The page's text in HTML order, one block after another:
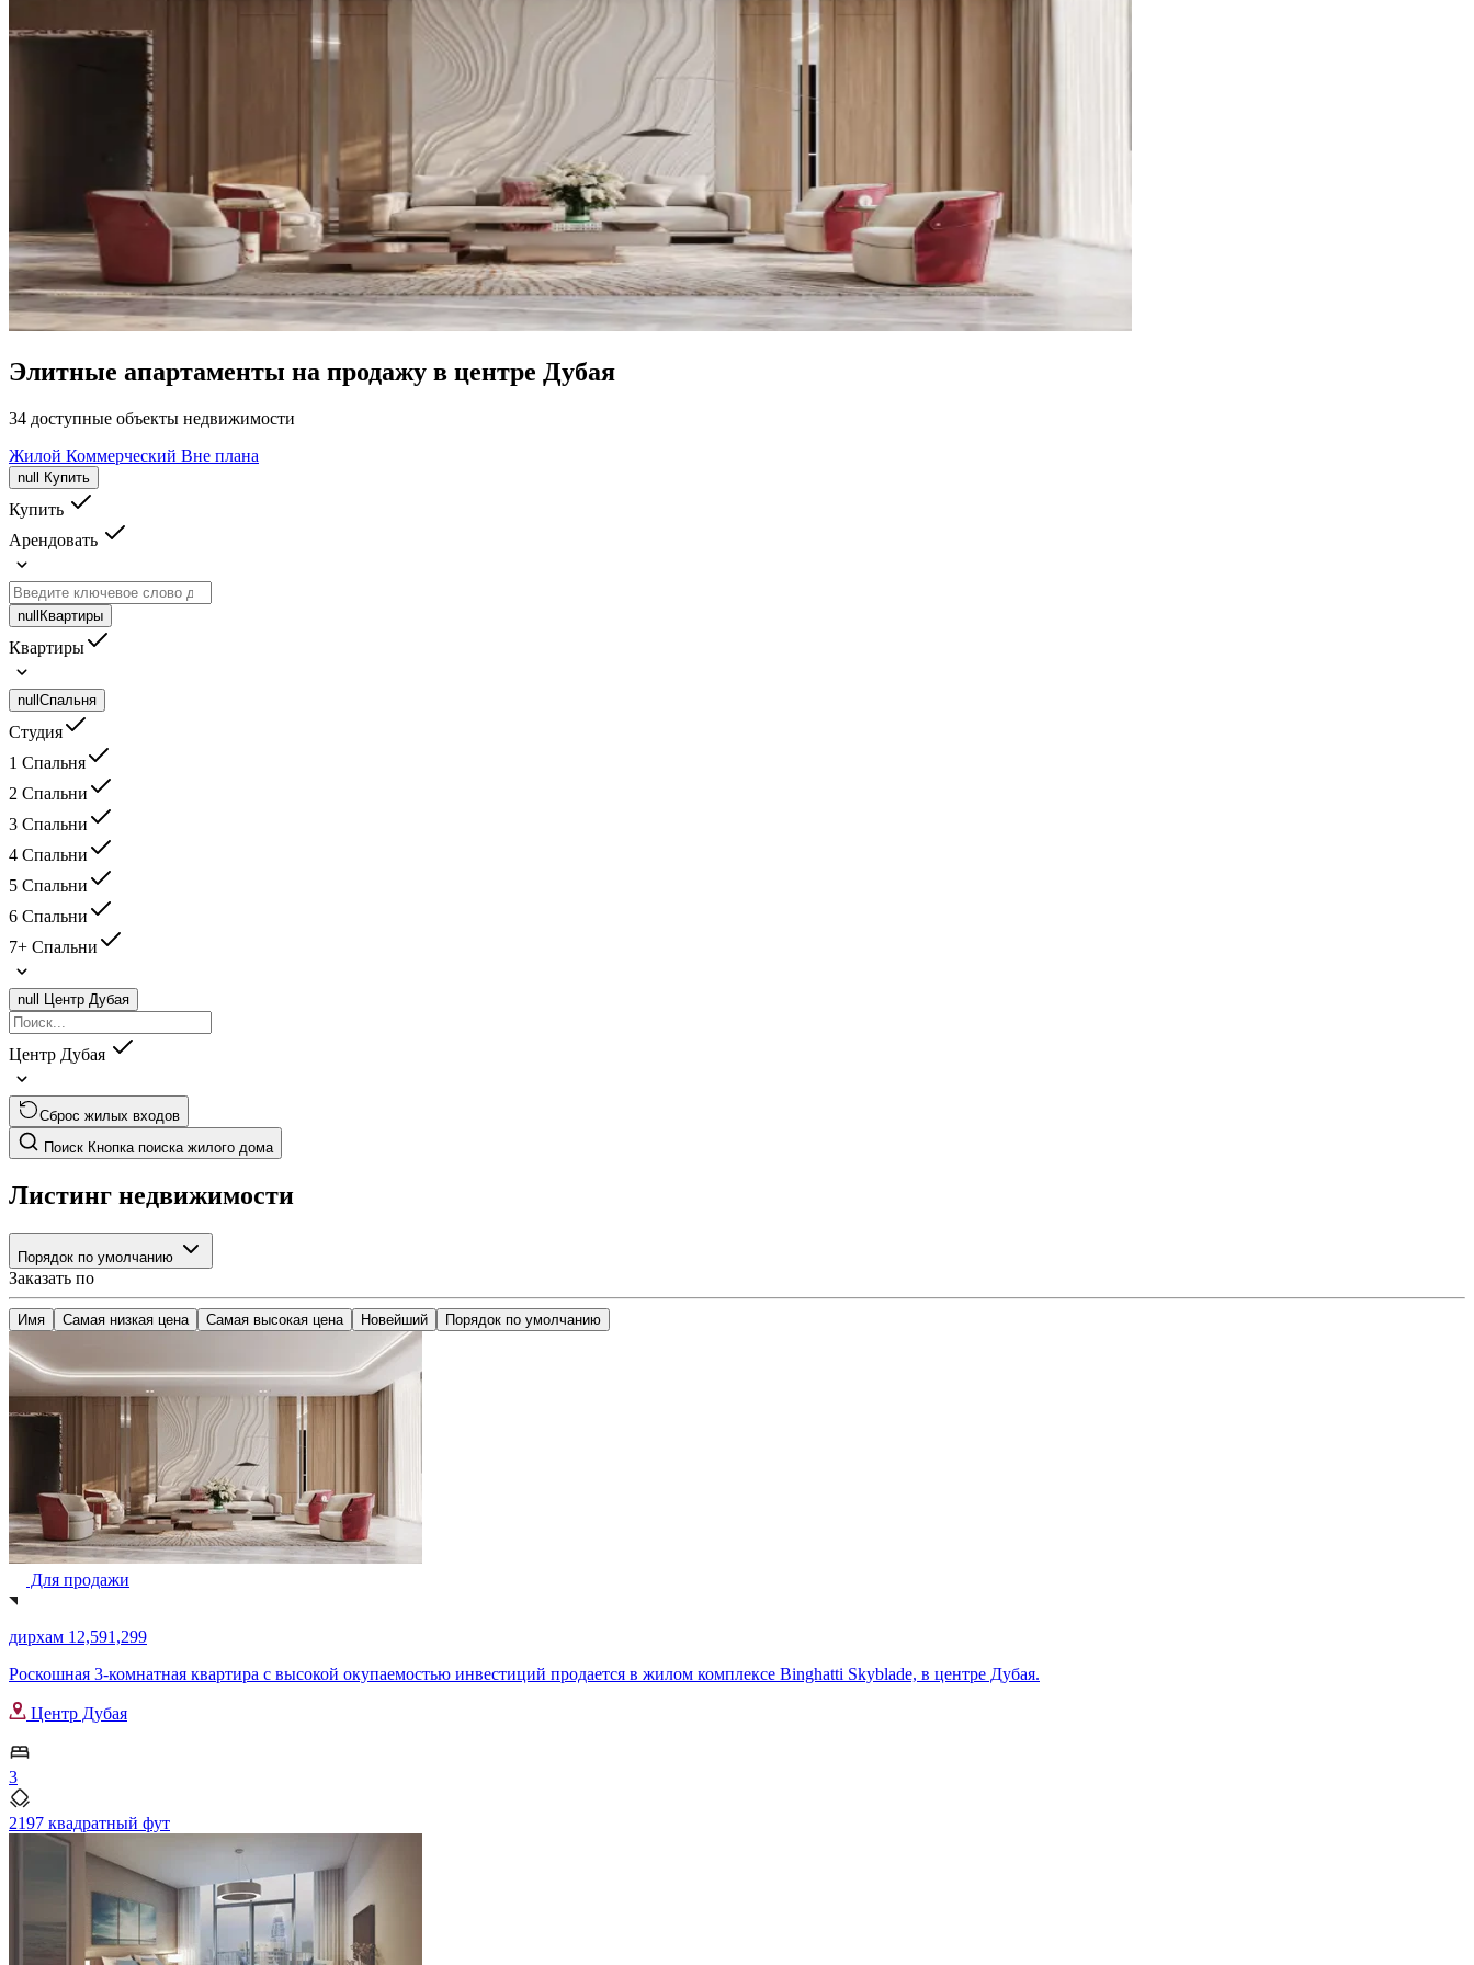
Элитные апартаменты на продажу в центре Дубая
34 доступные объекты недвижимости
Жилой Коммерческий Вне плана
null Купить
Купить
Арендовать
null Квартиры
Квартиры
null Спальня
Студия
1 Спальня
2 Спальни
3 Спальни
4 Спальни
5 Спальни
6 Спальни
7+ Спальни
null Центр Дубая
Центр Дубая
Сброс жилых входов
Поиск Кнопка поиска жилого дома
Листинг недвижимости
Порядок по умолчанию
Заказать по
Имя Самая низкая цена Самая высокая цена Новейший Порядок по умолчанию
Для продажи
дирхам 12,591,299
Роскошная 3-комнатная квартира с высокой окупаемостью инвестиций продается в жилом комплексе Binghatti Skyblade, в центре Дубая.
Центр Дубая
3
2197 квадратный фут